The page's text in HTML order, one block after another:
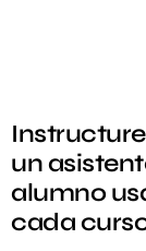
un
alumno
cada